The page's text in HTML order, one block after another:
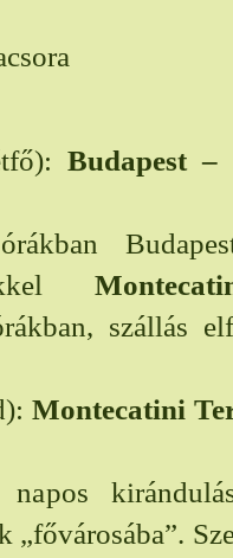
Budapest –
szállás
Montecatini
napos
„fővárosába”.